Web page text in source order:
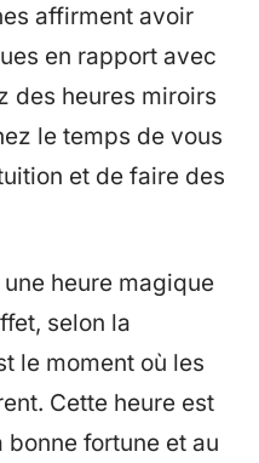
affirment avoir
en rapport avec
des heures miroirs
le temps de vous
et de faire des
heure magique
selon la
le moment où les
Cette heure est
fortune et au